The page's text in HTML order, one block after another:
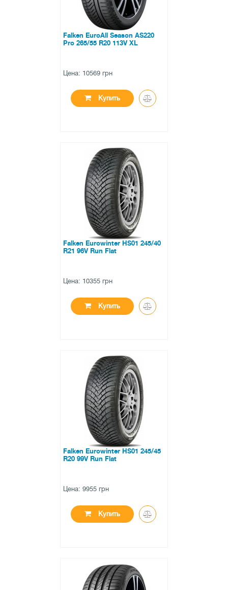
Falken EuroAll Season AS220
Pro 265/55 R20 113V XL
Цена: 10569 грн
Купить
в наличии
0 отзывов
Falken Eurowinter HS01 245/40
R21 96V Run Flat
Цена: 10355 грн
Купить
в наличии
0 отзывов
Falken Eurowinter HS01 245/45
R20 99V Run Flat
Цена: 9955 грн
Купить
в наличии